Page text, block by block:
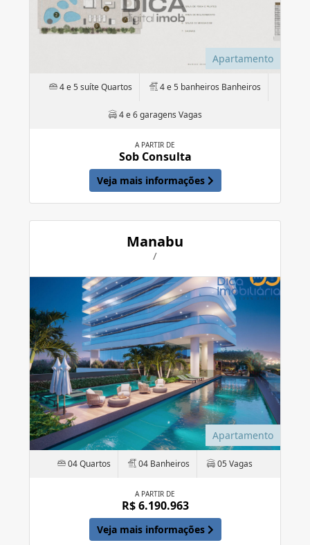
Apartamento
4 e 5 suíte Quartos 4 e 5 banheiros Banheiros
4 e 6 garagens Vagas
A PARTIR DE
Sob Consulta
Veja mais informações
Manabu
/
Apartamento
04 Quartos 04 Banheiros 05 Vagas
A PARTIR DE
R$ 6.190.963
Veja mais informações